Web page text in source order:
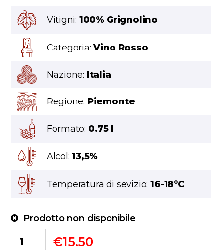
Vitigni: 100% Grignolino
Categoria:Vino Rosso
Nazione: Italia
Regione: Piemonte
Formato: 0.75 l
Alcol:13,5%
Temperatura di sevizio:16-18°C
Prodotto non disponibile
€15.50